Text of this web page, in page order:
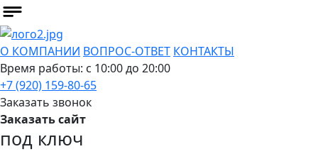
О КОМПАНИИ ВОПРОС-ОТВЕТ КОНТАКТЫ
Время работы: с 10:00 до 20:00
+7 (920) 159-80-65
Заказать звонок
Заказать сайт
под ключ